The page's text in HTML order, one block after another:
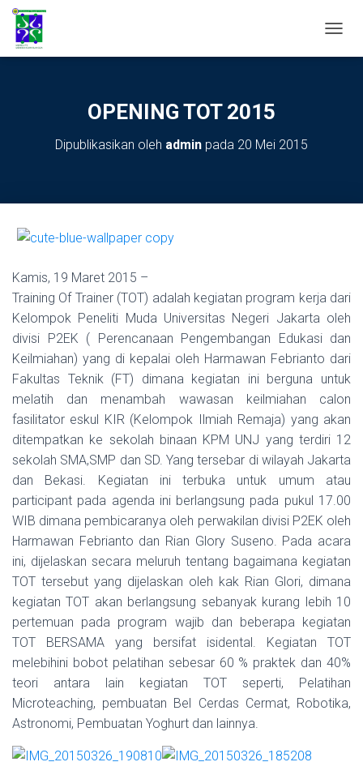
OPENING TOT 2015
Dipublikasikan oleh admin pada 20 Mei 2015
Kamis, 19 Maret 2015 –
Training Of Trainer (TOT) adalah kegiatan program kerja dari
Kelompok Peneliti Muda Universitas Negeri Jakarta oleh
divisi P2EK ( Perencanaan Pengembangan Edukasi dan
Keilmiahan) yang di kepalai oleh Harmawan Febrianto dari
Fakultas Teknik (FT) dimana kegiatan ini berguna untuk
melatih dan menambah wawasan keilmiahan calon
fasilitator eskul KIR (Kelompok Ilmiah Remaja) yang akan
ditempatkan ke sekolah binaan KPM UNJ yang terdiri 12
sekolah SMA,SMP dan SD. Yang tersebar di wilayah Jakarta
dan Bekasi. Kegiatan ini terbuka untuk umum atau
participant pada agenda ini berlangsung pada pukul 17.00
WIB dimana pembicaranya oleh perwakilan divisi P2EK oleh
Harmawan Febrianto dan Rian Glory Suseno. Pada acara
ini, dijelaskan secara meluruh tentang bagaimana kegiatan
TOT tersebut yang dijelaskan oleh kak Rian Glori, dimana
kegiatan TOT akan berlangsung sebanyak kurang lebih 10
pertemuan pada program wajib dan beberapa kegiatan
TOT BERSAMA yang bersifat isidental. Kegiatan TOT
melebihini bobot pelatihan sebesar 60 % praktek dan 40%
teori antara lain kegiatan TOT seperti, Pelatihan
Microteaching, pembuatan Bel Cerdas Cermat, Robotika,
Astronomi, Pembuatan Yoghurt dan lainnya.